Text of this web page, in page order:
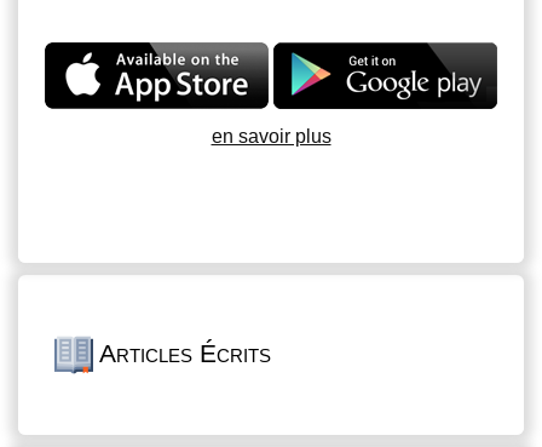
en savoir plus
Articles Écrits